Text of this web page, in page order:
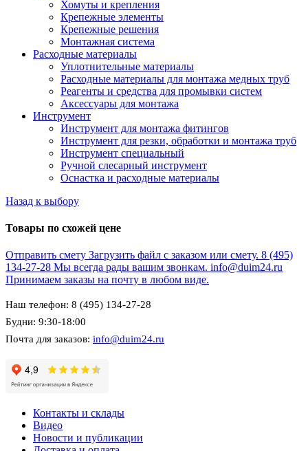
Хомуты и крепления
Крепежные элементы
Крепежные решения
Монтажная система
Расходные материалы
Уплотнительные материалы
Расходные материалы для монтажа медных труб
Реагенты и средства для промывки систем
Аксессуары для монтажа
Инструмент
Инструмент для монтажа фитингов
Инструмент для резки, обработки и монтажа труб
Инструмент специальный
Ручной слесарный инструмент
Оснастка и расходные материалы
Назад к выбору
Товары по схожей цене
Отправить смету Загрузить файл с заказом или смету. 8 (495)
134-27-28 Мы всегда рады вашим звонкам. info@duim24.ru
Принимаем заказы на почту в любом виде.
Наш телефон: 8 (495) 134-27-28
Будни: 9:30-18:00
Почта для заказов: info@duim24.ru
Контакты и склады
Видео
Новости и публикации